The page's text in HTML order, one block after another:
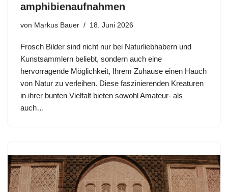
amphibienaufnahmen
von Markus Bauer 18. Juni 2026
Frosch Bilder sind nicht nur bei Naturliebhabern und
Kunstsammlern beliebt, sondern auch eine
hervorragende Möglichkeit, Ihrem Zuhause einen Hauch
von Natur zu verleihen. Diese faszinierenden Kreaturen
in ihrer bunten Vielfalt bieten sowohl Amateur- als
auch…